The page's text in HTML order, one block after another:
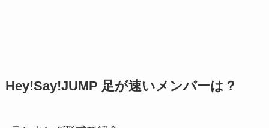
Hey!Say!JUMP 足が速いメンバーは？